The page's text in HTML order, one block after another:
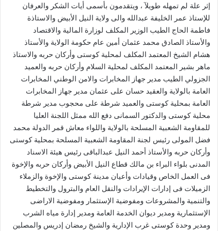
إثر علة لم تمهله طويلآ ، ويتقدمون بأسمى أيات الشكر والعرفان
للإستاذ عمر الخليفة عبدالله والى ولاية النيل الأبيض والاستاذة
فاطمة الحاج الطيب الوزير المكلف لوزارة المالية والاقتصاد
والأستاذ الصادق محمد عثمان أمين عام حكومة الولاية والأستاذ
هشام الشيخ المعتمد المكلف لمحلية كوستى وأركان حربه والاستاذ
ماهر بشير المعتمد المكلف لمحلية السلام وأركان حربه والعميد
الجزولي الطيب مدير جهاز المخابرات والامن الوطني المخابرات
العامة بالولاية والعقيد حسان على عثمان مدير جهاز المخابرات
العامة بمحلية كوستى والعميد شرطة على محجوب مدير شرطة
محلية كوستى والدكتور السمانى دفع الله ممثل اللجنة العليا
للمقاومة الشعبية المسلحة بالولاية واللواء معاش قمر الدولة محمد
فضل المولى رئيس لجنة المقاومة الشعبية المسلحة بمحلية كوستى
وأركان حربه والأستاذ أحمد النيل عبدالباقى رئيس هيئة الاسناد
المدنى بلواء البراء بن مالك قطاع النيل الأبيض وأركان حربه والإخوة
فى العمل الخاص وقيادات وأعيان مدينة كوستى والإخوة والزملاء
الزميلات فى إدارات الإيرادات والنقل العام والبترول والتخطيط
والتنمية والمشروعات ومفوضية الإستثمار ومفوضية الاراضى
الإستثمارية ومدير ديوان الخدمة العامة ومدير إدارة مياه الشرب
ومدير وحدة كوستى غرب الإدارية والشيخ رمضان إدريس والمصلين